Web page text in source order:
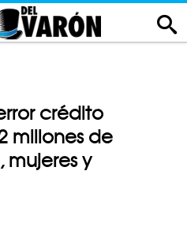
crédito
millones de
mujeres y